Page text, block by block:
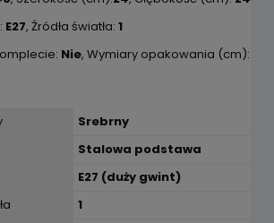
E27, Źródła światła: 1
Nie, Wymiary opakowania (cm):
Srebrny
Stalowa podstawa
E27 (duży gwint)
1